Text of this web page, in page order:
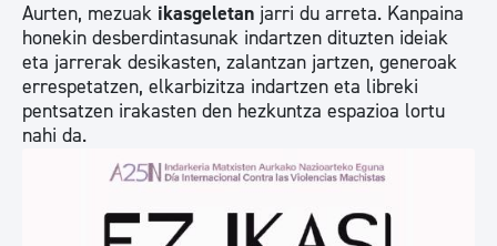
Aurten, mezuak ikasgeletan jarri du arreta. Kanpaina
honekin desberdintasunak indartzen dituzten ideiak
eta jarrerak desikasten, zalantzan jartzen, generoak
errespetatzen, elkarbizitza indartzen eta libreki
pentsatzen irakasten den hezkuntza espazioa lortu
nahi da.